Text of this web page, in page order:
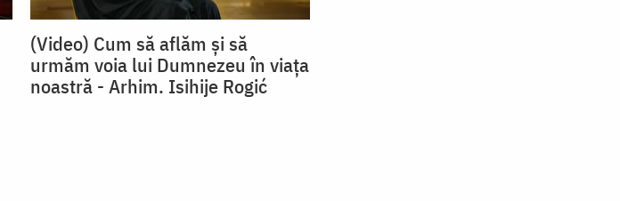
(Video) Cum să aflăm și să
urmăm voia lui Dumnezeu în viața
noastră - Arhim. Isihije Rogić